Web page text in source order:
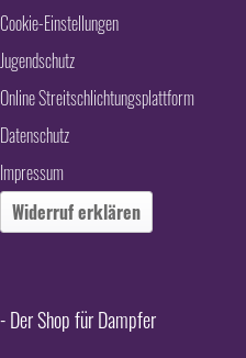
Cookie-Einstellungen
Jugendschutz
Online Streitschlichtungsplattform
Datenschutz
Impressum
Widerruf erklären
Shop für Dampfer